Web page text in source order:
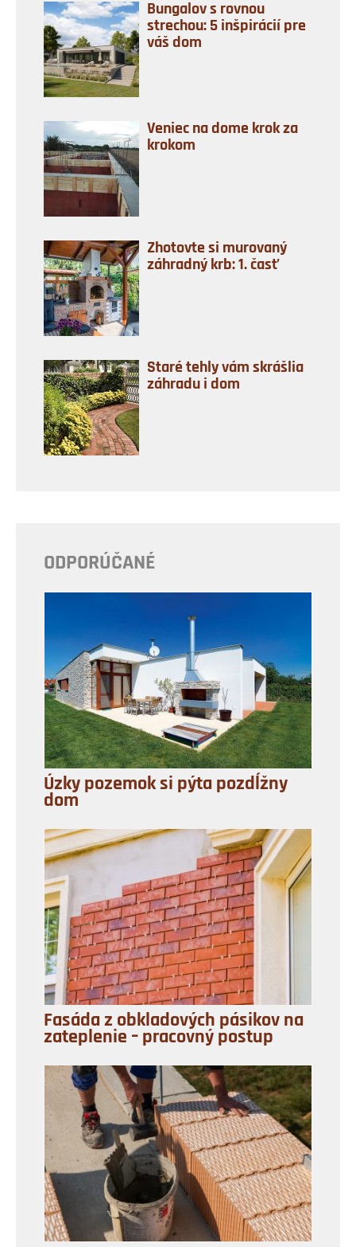
Bungalov s rovnou
strechou: 5 inšpirácií pre
váš dom
Veniec na dome krok za
krokom
Zhotovte si murovaný
záhradný krb: 1. časť
Staré tehly vám skrášlia
záhradu i dom
ODPORÚČANÉ
Úzky pozemok si pýta pozdĺžny
dom
Fasáda z obkladových pásikov na
zateplenie – pracovný postup